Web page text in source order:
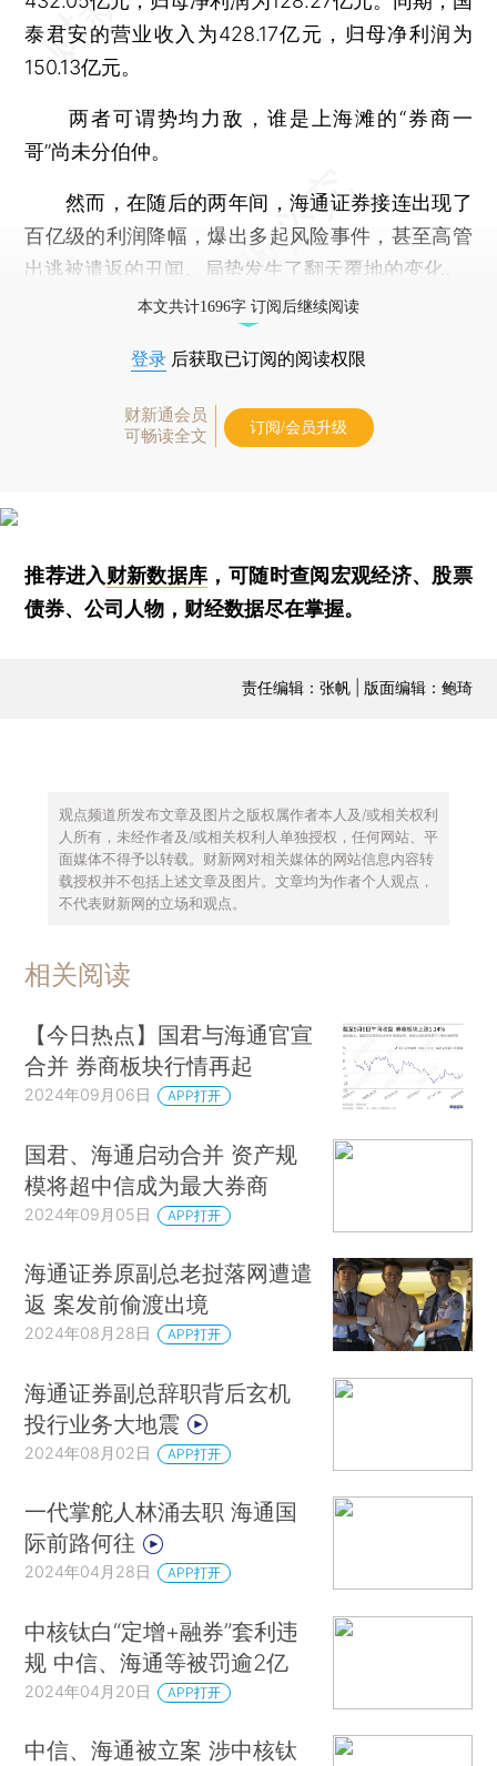
泰君安的营业收入为428.17亿元，归母净利润为
150.13亿元。
两者可谓势均力敌，谁是上海滩的“券商一
哥”尚未分伯仲。
然而，在随后的两年间，海通证券接连出现了
百亿级的利润降幅，爆出多起风险事件，甚至高管
出逃被遣返的丑闻。局势发生了翻天覆地的变化。
本文共计1696字 订阅后继续阅读
登录 后获取已订阅的阅读权限
财新通会员
可畅读全文
订阅/会员升级
推荐进入财新数据库 ，可随时查阅宏观经济、股票
债券、公司人物，财经数据尽在掌握。
责任编辑：张帆 | 版面编辑：鲍琦
观点频道所发布文章及图片之版权属作者本人及/或相关权利
人所有，未经作者及/或相关权利人单独授权，任何网站、平
面媒体不得予以转载。财新网对相关媒体的网站信息内容转
载授权并不包括上述文章及图片。文章均为作者个人观点，
不代表财新网的立场和观点。
相关阅读
【今日热点】国君与海通官宣
合并 券商板块行情再起
2024年09月06日 APP打开
国君、海通启动合并 资产规
模将超中信成为最大券商
2024年09月05日 APP打开
海通证券原副总老挝落网遭遣
返 案发前偷渡出境
2024年08月28日 APP打开
海通证券副总辞职背后玄机
投行业务大地震
2024年08月02日 APP打开
一代掌舵人林涌去职 海通国
际前路何往
2024年04月28日 APP打开
中核钛白“定增+融券”套利违
规 中信、海通等被罚逾2亿
2024年04月20日 APP打开
中信、海通被立案 涉中核钛